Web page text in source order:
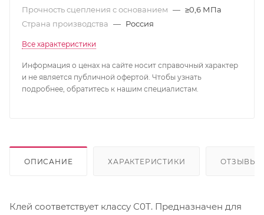
Прочность сцепления с основанием — ≥0,6 МПа
Страна производства — Россия
Все характеристики
Информация о ценах на сайте носит справочный характер
и не является публичной офертой. Чтобы узнать
подробнее, обратитесь к нашим специалистам.
ОПИСАНИЕ ХАРАКТЕРИСТИКИ ОТЗЫВЫ
Клей соответствует классу С0Т. Предназначен для